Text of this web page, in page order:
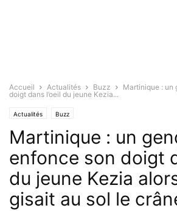
Accueil Actualités Buzz
Martinique : un
doigt dans l’oeil du jeune Kezia...
Actualités Buzz
Martinique : un
enfonce son doigt
du jeune Kezia
gisait au sol le